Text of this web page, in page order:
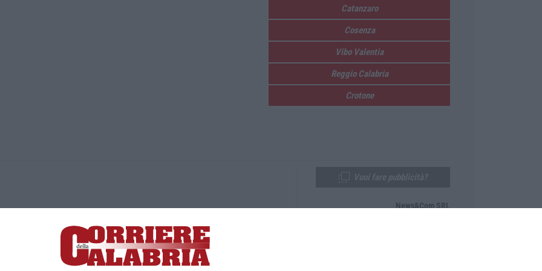
Catanzaro
Cosenza
Vibo Valentia
Reggio Calabria
Crotone
Lamezia Terme (CZ)
responsabile Paola Militano |Privacy
News&Com SRL